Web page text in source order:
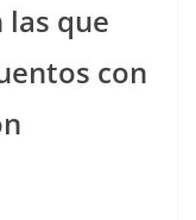
que
con